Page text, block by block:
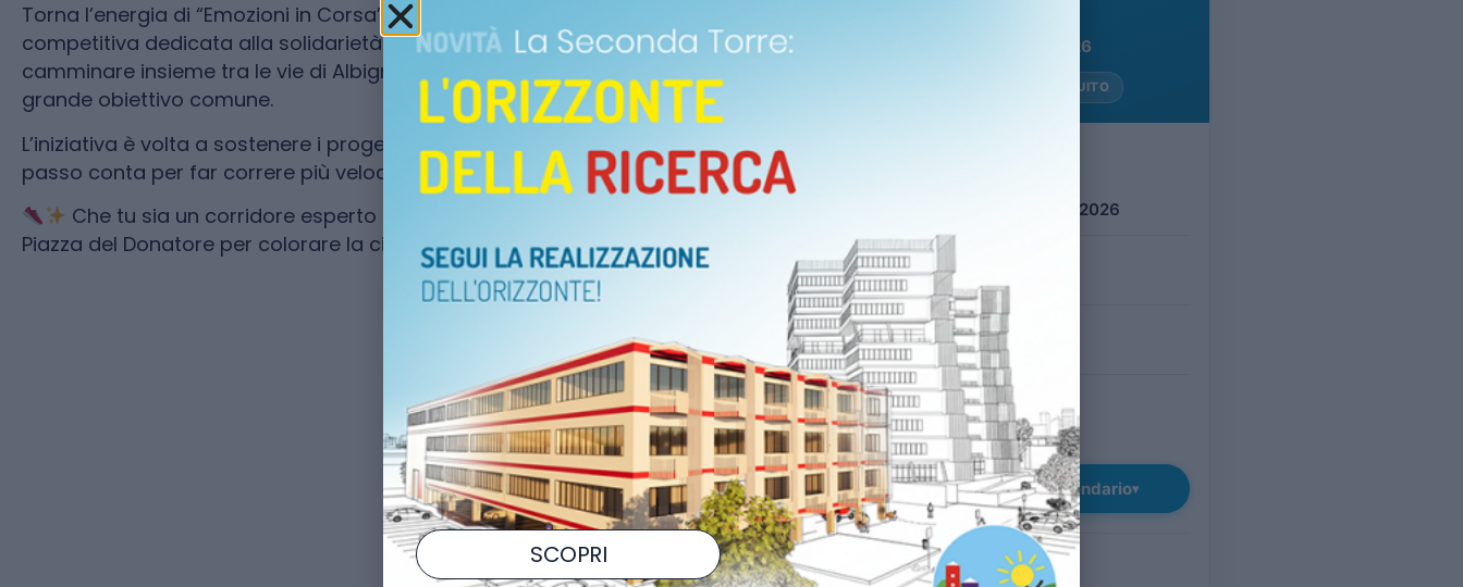
Torna l’energia di “Emozioni in Corsa”, la manifestazione podistica non
competitiva dedicata alla solidarietà. Una serata speciale per correre o
camminare insieme tra le vie di Albignasego, unendo sport, benessere e un
grande obiettivo comune.
L’iniziativa è volta a sostenere i progetti di Fondazione Città della Speranza: ogni
passo conta per far correre più veloce la ricerca scientifica pediatrica.
Che tu sia un corridore esperto o un semplice camminatore, ti aspettiamo in
Piazza del Donatore per colorare la città di speranza!
Maggio 2026
INGRESSO GRATUITO
Venerdì 29 Maggio 2026
20:00 – 23:30
LUOGO
Albignasego (PD)
COSTO
GRATUITO
Aggiungi al calendario▾
CONDIVIDI
SCOPRI